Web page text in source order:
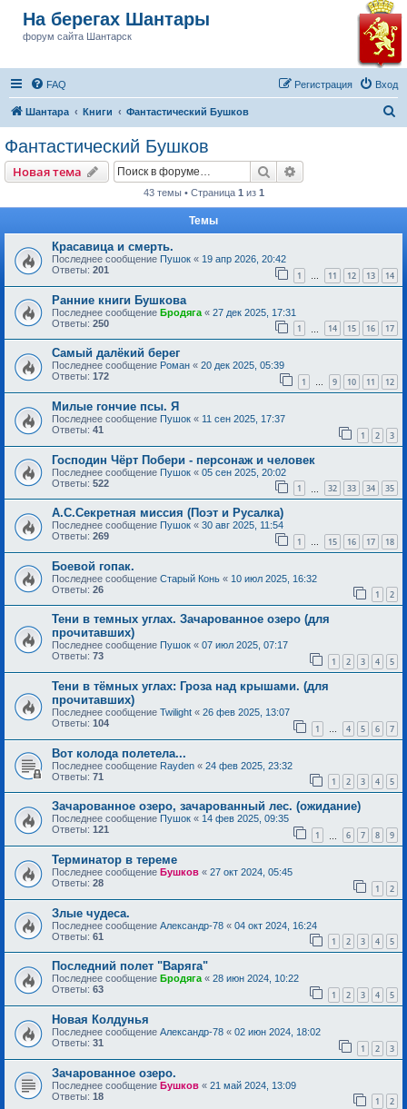
На берегах Шантары
форум сайта Шантарск
FAQ Вход
Регистрация
Шантара Книги Фантастический Бушков
Фантастический Бушков
Новая тема Поиск
43 темы • Страница 1 из 1
Темы
Красавица и смерть.
Последнее сообщение Пушок « 19 апр 2026, 20:42
Ответы: 201 1 … 11 12 13 14
Ранние книги Бушкова
Последнее сообщение Бродяга « 27 дек 2025, 17:31
Ответы: 250 1 14 15 16 17
Самый далёкий берег
Последнее сообщение Роман « 20 дек 2025, 05:39
Ответы: 172 1 … 9 10 11 12
Милые гончие псы. Я
Последнее сообщение Пушок « 11 сен 2025, 17:37
Ответы: 41 1 2 3
Господин Чёрт Побери - персонаж и человек
Последнее сообщение Пушок « 05 сен 2025, 20:02
Ответы: 522 1 32 33 34 35
А.С.Секретная миссия (Поэт и Русалка)
Последнее сообщение Пушок « 30 авг 2025, 11:54
Ответы: 269 1 … 15 16 17 18
Боевой гопак.
Последнее сообщение Старый Конь « 10 июл 2025, 16:32
Ответы: 26 1 2
Тени в темных углах. Зачарованное озеро (для
прочитавших)
Последнее сообщение Пушок « 07 июл 2025, 07:17
Ответы: 73 1 2 3 4 5
Тени в тёмных углах: Гроза над крышами. (для
прочитавших)
Последнее сообщение Twilight « 26 фев 2025, 13:07
Ответы: 104 1 … 4 5 6 7
Вот колода полетела...
Последнее сообщение Rayden « 24 фев 2025, 23:32
Ответы: 71 1 2 3 4 5
Зачарованное озеро, зачарованный лес. (ожидание)
Последнее сообщение Пушок « 14 фев 2025, 09:35
Ответы: 121 1 6 7 8 9
Терминатор в тереме
Последнее сообщение Бушков « 27 окт 2024, 05:45
Ответы: 28 1 2
Злые чудеса.
Последнее сообщение Александр-78 « 04 окт 2024, 16:24
Ответы: 61 1 2 3 4 5
Последний полет "Варяга"
Последнее сообщение Бродяга « 28 июн 2024, 10:22
Ответы: 63 1 2 3 4 5
Новая Колдунья
Последнее сообщение Александр-78 « 02 июн 2024, 18:02
Ответы: 31 1 2 3
Зачарованное озеро.
Последнее сообщение Бушков « 21 май 2024, 13:09
Ответы: 18 1 2